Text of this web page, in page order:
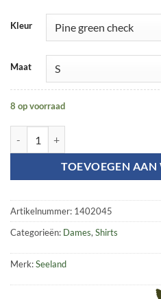
Kleur
Maat
8 op voorraad
TOEVOEGEN
Artikelnummer: 1402045
Categorieën: Dames, Shirts
Merk:Seeland